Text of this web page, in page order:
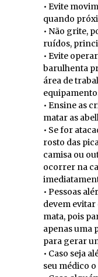
• Evite
quando
• Não grite,
ruídos,
• Evite
barulhenta
área de
• Ensine as
matar as
• Se for
rosto das
camisa ou
ocorrer na
• Pessoas
devem evitar
mata, pois
apenas uma
para gerar
• Caso seja
seu médico